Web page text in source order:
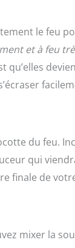
le feu
et à feu
du feu.
qui
finale de
mixer la